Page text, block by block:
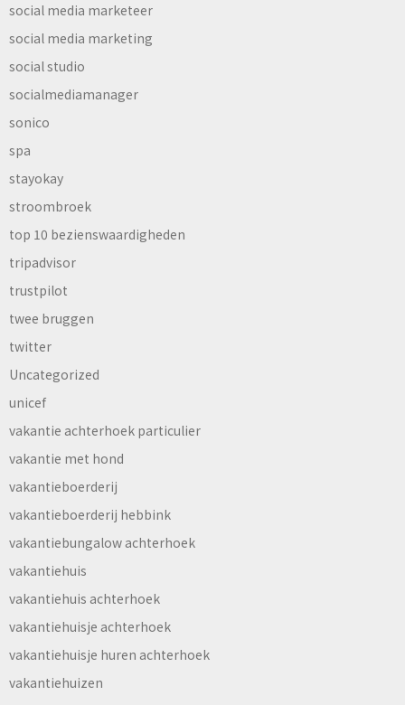
social media marketeer
social media marketing
social studio
socialmediamanager
sonico
spa
stayokay
stroombroek
top 10 bezienswaardigheden
tripadvisor
trustpilot
twee bruggen
twitter
Uncategorized
unicef
vakantie achterhoek particulier
vakantie met hond
vakantieboerderij
vakantieboerderij hebbink
vakantiebungalow achterhoek
vakantiehuis
vakantiehuis achterhoek
vakantiehuisje achterhoek
vakantiehuisje huren achterhoek
vakantiehuizen